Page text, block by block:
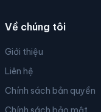
Về chúng tôi
Giới thiệu
Liên hệ
Chính sách bản quyền